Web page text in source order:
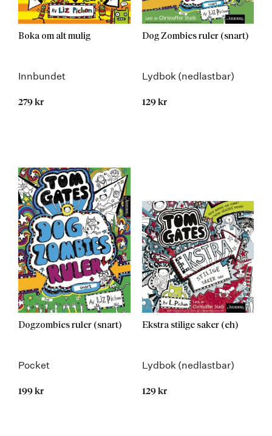
Boka om alt mulig
Innbundet
279 kr
Dog Zombies ruler (snart)
Lydbok (nedlastbar)
129 kr
Dogzombies ruler (snart)
Pocket
199 kr
Ekstra stilige saker (eh)
Lydbok (nedlastbar)
129 kr